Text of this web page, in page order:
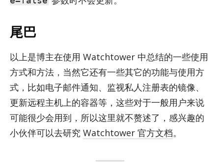
尾巴
以上是博主在使用 Watch­tower 中总结的一些使用
方式和方法，当然它还有一些其它的功能与使用方
式，比如电子邮件通知、监视私人注册表的镜像、
更新远程主机上的容器等，这些对于一般用户来说
可能很少会用到，所以这里就不赘述了，感兴趣的
小伙伴可以去研究 Watchtower 官方文档。